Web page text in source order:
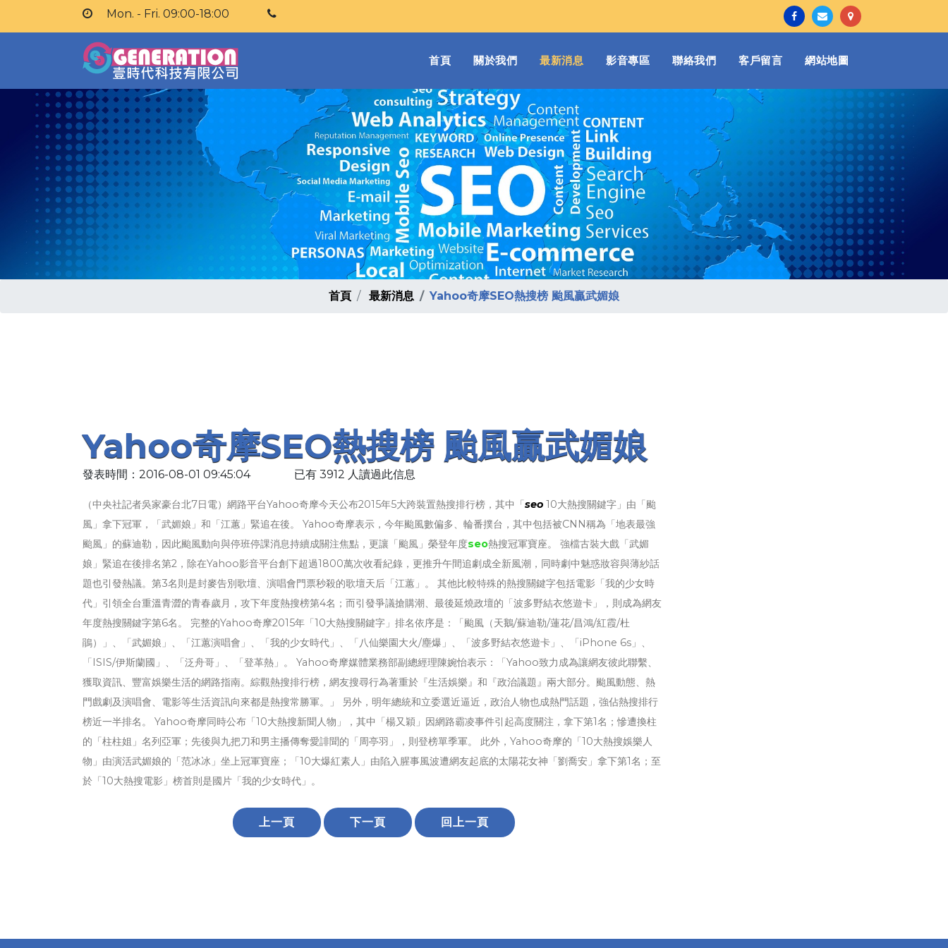
Mon. - Fri. 09:00-18:00
首頁(current)
關於我們 最新消息 影音專區 聯絡我們 客戶留言 網站地圖
首頁 最新消息 Yahoo奇摩SEO熱搜榜 颱風贏武媚娘
Yahoo奇摩SEO熱搜榜 颱風贏武媚娘
發表時間：2016-08-01 09:45:04 已有 3912 人讀過此信息
（中央社記者吳家豪台北7日電）網路平台Yahoo奇摩今天公布2015年5大跨裝置熱搜排行榜，其中「seo 10大熱搜關鍵字」由「颱
風」拿下冠軍，「武媚娘」和「江蕙」緊追在後。 Yahoo奇摩表示，今年颱風數偏多、輪番撲台，其中包括被CNN稱為「地表最強
颱風」的蘇迪勒，因此颱風動向與停班停課消息持續成關注焦點，更讓「颱風」榮登年度seo熱搜冠軍寶座。 強檔古裝大戲「武媚
娘」緊追在後排名第2，除在Yahoo影音平台創下超過1800萬次收看紀錄，更推升午間追劇成全新風潮，同時劇中魅惑妝容與薄紗話
題也引發熱議。第3名則是封麥告別歌壇、演唱會門票秒殺的歌壇天后「江蕙」。 其他比較特殊的熱搜關鍵字包括電影「我的少女時
代」引領全台重溫青澀的青春歲月，攻下年度熱搜榜第4名；而引發爭議搶購潮、最後延燒政壇的「波多野結衣悠遊卡」，則成為網友
年度熱搜關鍵字第6名。 完整的Yahoo奇摩2015年「10大熱搜關鍵字」排名依序是：「颱風（天鵝/蘇迪勒/蓮花/昌鴻/紅霞/杜
鵑）」、「武媚娘」、「江蕙演唱會」、「我的少女時代」、「八仙樂園大火/塵爆」、「波多野結衣悠遊卡」、「iPhone 6s」、
「ISIS/伊斯蘭國」、「泛舟哥」、「登革熱」。 Yahoo奇摩媒體業務部副總經理陳婉怡表示：「Yahoo致力成為讓網友彼此聯繫、
獲取資訊、豐富娛樂生活的網路指南。綜觀熱搜排行榜，網友搜尋行為著重於『生活娛樂』和『政治議題』兩大部分。颱風動態、熱
門戲劇及演唱會、電影等生活資訊向來都是熱搜常勝軍。」 另外，明年總統和立委選近逼近，政治人物也成熱門話題，強佔熱搜排行
榜近一半排名。 Yahoo奇摩同時公布「10大熱搜新聞人物」，其中「楊又穎」因網路霸凌事件引起高度關注，拿下第1名；慘遭換柱
的「柱柱姐」名列亞軍；先後與九把刀和男主播傳奪愛誹聞的「周亭羽」，則登榜單季軍。 此外，Yahoo奇摩的「10大熱搜娛樂人
物」由演活武媚娘的「范冰冰」坐上冠軍寶座；「10大爆紅素人」由陷入腥事風波遭網友起底的太陽花女神「劉喬安」拿下第1名；至
於「10大熱搜電影」榜首則是國片「我的少女時代」。
上一頁 下一頁 回上一頁